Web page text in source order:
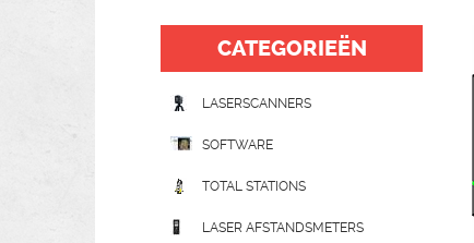
CATEGORIEËN
LASERSCANNERS
SOFTWARE
TOTAL STATIONS
LASER AFSTANDSMETERS